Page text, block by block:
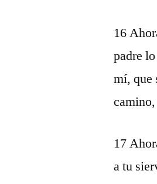
16
padre
mí, que
17
a tu